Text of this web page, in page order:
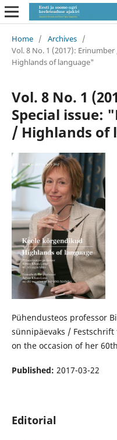
Home / Archives /
Vol. 8 No. 1 (2017):
Highlands of language"
Vol. 8 No. 1
Special issue:
/ Highlands of
Pühendusteos professor
sünnipäevaks /
on the occasion of her
Published: 2017-03-22
Editorial